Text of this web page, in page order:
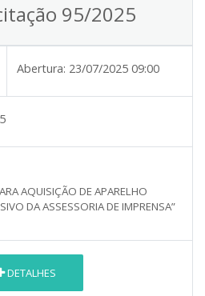
95/2025
Abertura: 23/07/2025 09:00
AQUISIÇÃO DE APARELHO
DA ASSESSORIA DE IMPRENSA”
DETALHES